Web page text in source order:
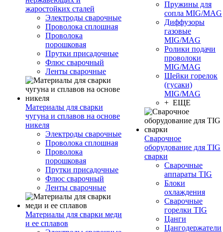
жаростойких сталей
Электроды сварочные
Проволока сплошная
Проволока
порошковая
Прутки присадочные
Флюс сварочный
Ленты сварочные
Материалы для сварки
чугуна и сплавов на основе
никеля
Электроды сварочные
Проволока сплошная
Проволока
порошковая
Прутки присадочные
Флюс сварочный
Ленты сварочные
Материалы для сварки меди
и ее сплавов
Пружины для
сопла MIG/MAG
Диффузоры
газовые
MIG/MAG
Ролики подачи
проволоки
MIG/MAG
Шейки горелок
(гусаки)
MIG/MAG
+ ЕЩЕ
Сварочное
оборудование для TIG
сварки
Сварочные
аппараты TIG
Блоки
охлаждения
Сварочные
горелки TIG
Цанги
Цангодержатели